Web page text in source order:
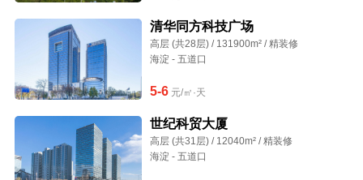
清华同方科技广场
高层 (共28层) / 131900m² / 精装修
海淀 - 五道口
5-6元/㎡·天
世纪科贸大厦
高层 (共31层) / 12040m² / 精装修
海淀 - 五道口